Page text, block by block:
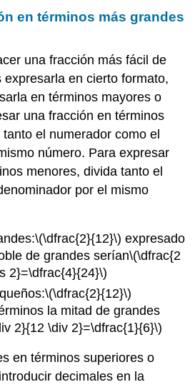
en términos más grandes
una fracción más fácil de
en cierto formato,
en términos mayores o
una fracción en términos
el numerador como el
número. Para expresar
menores, divida tanto el
por el mismo
\(\dfrac{2}{12}\) expresado
de grandes serían\(\dfrac{2
2}=\dfrac{4}{24}\)
\(\dfrac{2}{12}\)
la mitad de grandes
2}{12 \div 2}=\dfrac{1}{6}\)
en términos superiores o
decimales en la